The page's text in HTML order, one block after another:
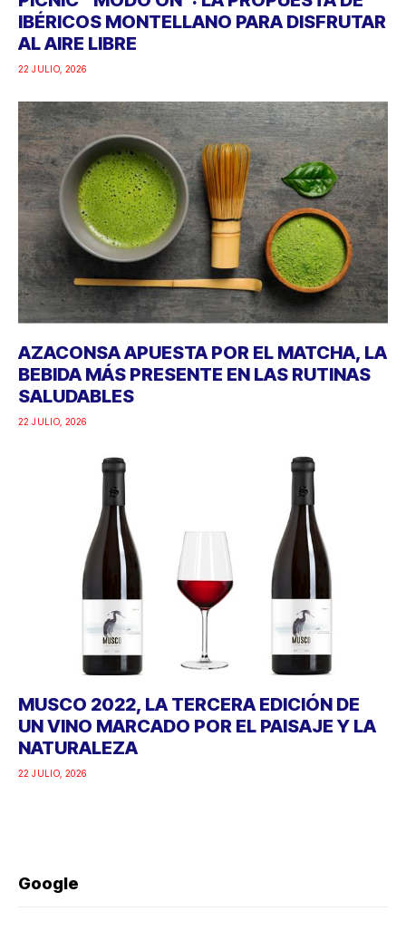
IBÉRICOS MONTELLANO PARA DISFRUTAR
AL AIRE LIBRE
22 JULIO, 2026
AZACONSA APUESTA POR EL MATCHA, LA
BEBIDA MÁS PRESENTE EN LAS RUTINAS
SALUDABLES
22 JULIO, 2026
MUSCO 2022, LA TERCERA EDICIÓN DE
UN VINO MARCADO POR EL PAISAJE Y LA
NATURALEZA
22 JULIO, 2026
Google